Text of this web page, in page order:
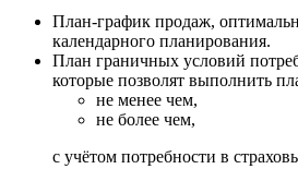
План-график продаж,
календарного планирования.
План граничных условий
которые позволят выполнить
не менее чем,
не более чем,
с учётом потребности в